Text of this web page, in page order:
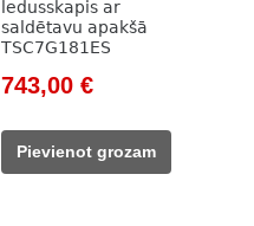
ledusskapis ar
saldētavu apakšā
TSC7G181ES
Original
was:
1
743,00 €Current
743,00 €.
Pievienot grozam